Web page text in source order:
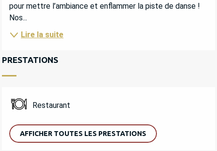
pour mettre l’ambiance et enflammer la piste de danse !
Nos...
Lire la suite
PRESTATIONS
Restaurant
AFFICHER TOUTES LES PRESTATIONS